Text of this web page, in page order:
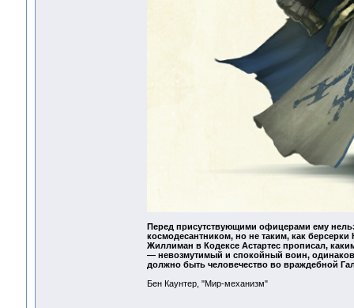
Перед присутствующими офицерами ему
космодесантником, но не таким, как
Жиллиман в Кодексе Астартес прописал,
— невозмутимый и спокойный воин,
должно быть человечество во враждебной
Бен Каунтер, "Мир-механизм"